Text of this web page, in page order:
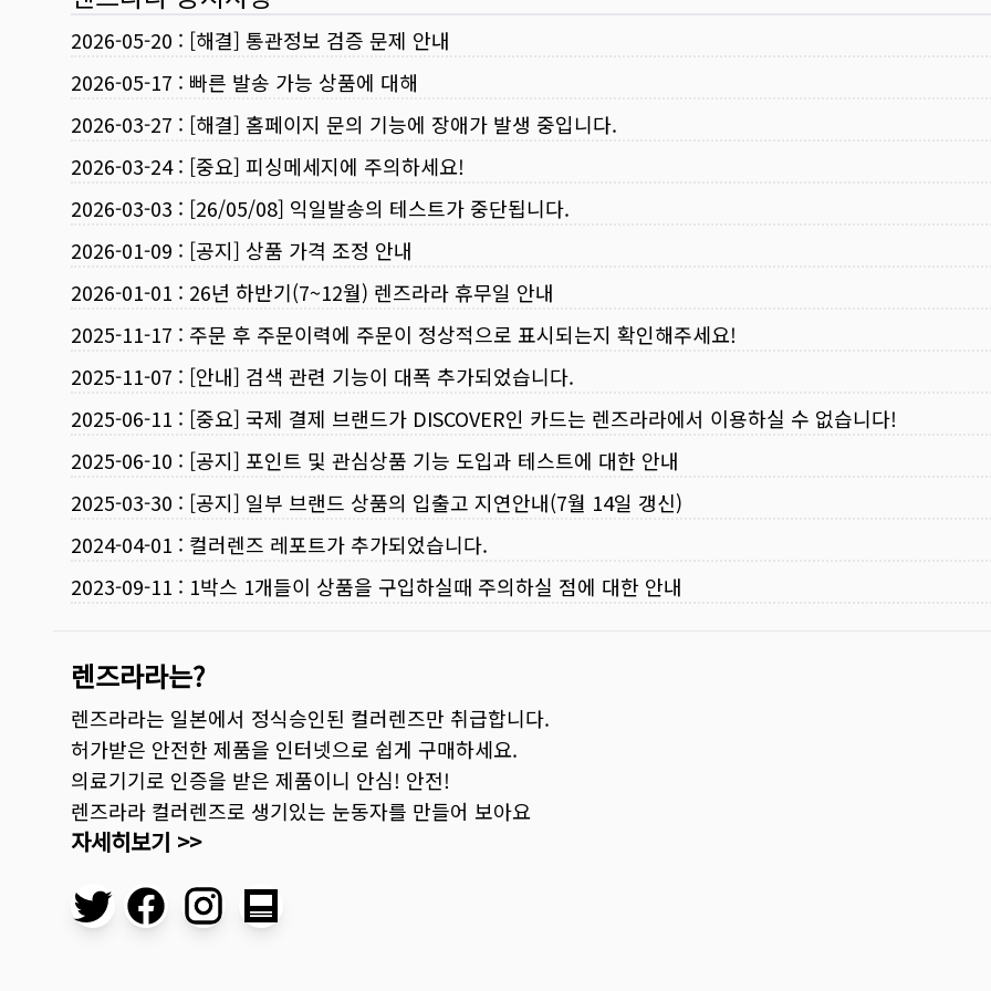
2026-05-20 : [해결] 통관정보 검증 문제 안내
2026-05-17 : 빠른 발송 가능 상품에 대해
2026-03-27 : [해결] 홈페이지 문의 기능에 장애가 발생 중입니다.
2026-03-24: [중요] 피싱메세지에 주의하세요!
2026-03-03 : [26/05/08] 익일발송의 테스트가 중단됩니다.
2026-01-09 : [공지] 상품 가격 조정 안내
2026-01-01 : 26년 하반기(7~12월) 렌즈라라 휴무일 안내
2025-11-17 : 주문 후 주문이력에 주문이 정상적으로 표시되는지 확인해주세요!
2025-11-07 : [안내] 검색 관련 기능이 대폭 추가되었습니다.
2025-06-11 : [중요] 국제 결제 브랜드가 DISCOVER인 카드는 렌즈라라에서 이용하실 수 없습니다!
2025-06-10 : [공지] 포인트 및 관심상품 기능 도입과 테스트에 대한 안내
2025-03-30 : [공지] 일부 브랜드 상품의 입출고 지연안내(7월 14일 갱신)
2024-04-01 : 컬러렌즈 레포트가 추가되었습니다.
2023-09-11 : 1박스 1개들이 상품을 구입하실때 주의하실 점에 대한 안내
렌즈라라는?
렌즈라라는 일본에서 정식승인된 컬러렌즈만 취급합니다.
허가받은 안전한 제품을 인터넷으로 쉽게 구매하세요.
의료기기로 인증을 받은 제품이니 안심! 안전!
렌즈라라 컬러렌즈로 생기있는 눈동자를 만들어 보아요
자세히보기 >>